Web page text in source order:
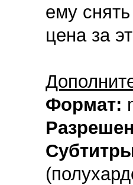
ему
цена за
Формат: